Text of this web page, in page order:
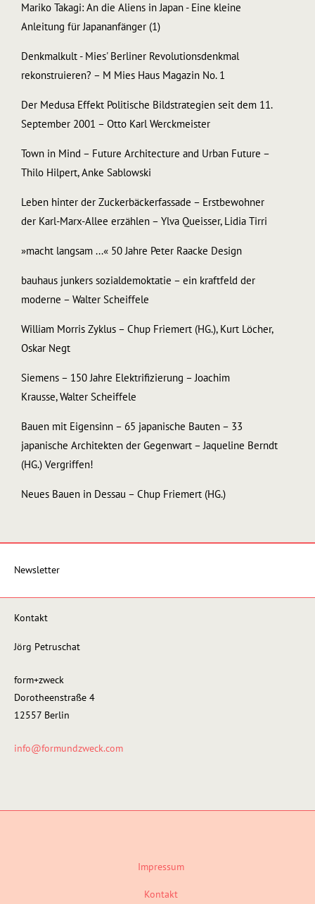
Mariko Takagi: An die Aliens in Japan - Eine kleine
Anleitung für Japananfänger (1)
Denkmalkult - Mies' Berliner Revolutionsdenkmal
rekonstruieren? – M Mies Haus Magazin No. 1
Der Medusa Effekt Politische Bildstrategien seit dem 11.
September 2001 – Otto Karl Werckmeister
Town in Mind – Future Architecture and Urban Future –
Thilo Hilpert, Anke Sablowski
Leben hinter der Zuckerbäckerfassade – Erstbewohner
der Karl-Marx-Allee erzählen – Ylva Queisser, Lidia Tirri
»macht langsam ...« 50 Jahre Peter Raacke Design
bauhaus junkers sozialdemoktatie – ein kraftfeld der
moderne – Walter Scheiffele
William Morris Zyklus – Chup Friemert (HG.), Kurt Löcher,
Oskar Negt
Siemens – 150 Jahre Elektrifizierung – Joachim
Krausse, Walter Scheiffele
Bauen mit Eigensinn – 65 japanische Bauten – 33
japanische Architekten der Gegenwart – Jaqueline Berndt
(HG.) Vergriffen!
Neues Bauen in Dessau – Chup Friemert (HG.)
Newsletter
Kontakt
Jörg Petruschat
form+zweck
Dorotheenstraße 4
12557 Berlin
info@formundzweck.com
Impressum
Kontakt